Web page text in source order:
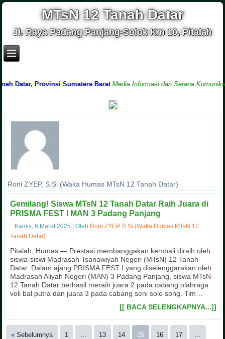
MTsN 12 Tanah Datar
Jl. Raya Padang Panjang-Solok Km 10, Pitalah
Datar, Provinsi Sumatera Barat Media Informasi dan Sarana Komunikasi
Roni ZYEP, S.Si (Waka Humas MTsN 12 Tanah Datar)
Gemilang! Siswa MTsN 12 Tanah Datar Raih Juara di
PRISMA FEST I MAN 3 Padang Panjang
Kamis, 6 Maret 2025 |Oleh Roni ZYEP, S.Si (Waka Humas MTsN 12
Tanah Datar)
Pitalah, Humas — Prestasi membanggakan kembali diraih oleh
siswa-siswi Madrasah Tsanawiyah Negeri (MTsN) 12 Tanah
Datar. Dalam ajang PRISMA FEST I yang diselenggarakan oleh
Madrasah Aliyah Negeri (MAN) 3 Padang Panjang, siswa MTsN
12 Tanah Datar berhasil meraih juara 2 pada cabang olahraga
voli bal putra dan juara 3 pada cabang seni solo song. Tim…
[[ BACA SELENGKAPNYA...]]
« Sebelumnya 1 13 14 15 16 17